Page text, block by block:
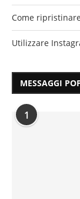
Come
Utilizzare
MESSAGGI
1